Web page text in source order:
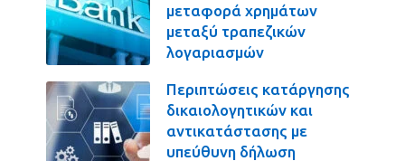
μεταφορά χρημάτων
μεταξύ τραπεζικών
λογαριασμών
Περιπτώσεις κατάργησης
δικαιολογητικών και
αντικατάστασης με
υπεύθυνη δήλωση